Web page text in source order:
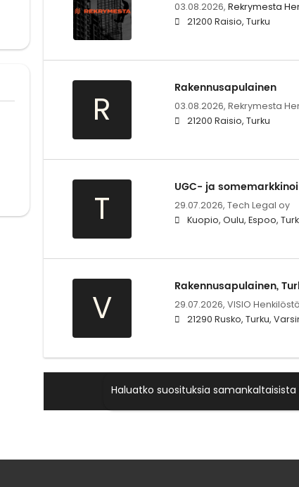
03.08.2026, Rekrymesta
21200 Raisio, Turku
R
Rakennusapulainen
03.08.2026, Rekrymesta
21200 Raisio, Turku
T
UGC- ja
29.07.2026, Tech Legal oy
Kuopio, Oulu, Espoo,
V
Rakennusapulainen,
29.07.2026, VISIO
21290 Rusko, Turku,
Haluatko suosituksia